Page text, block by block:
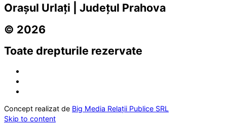
Orașul Urlați | Județul Prahova
© 2026
Toate drepturile rezervate
Concept realizat de Big Media Relații Publice SRL
Skip to content